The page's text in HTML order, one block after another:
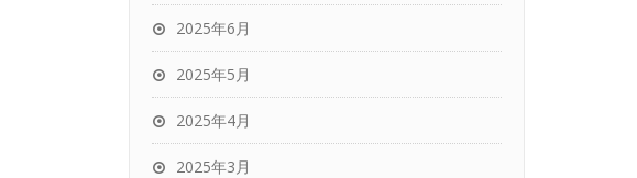
2025年6月
2025年5月
2025年4月
2025年3月